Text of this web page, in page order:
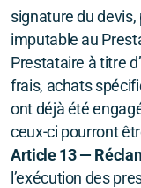
signature du
imputable au
Prestataire à titre
frais, achats
ont déjà été
ceux-ci pourront
Article 13 —
l’exécution des